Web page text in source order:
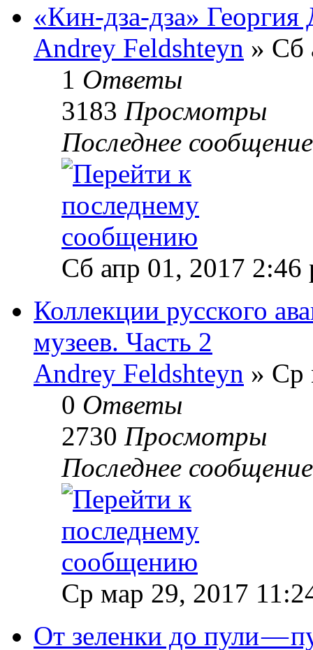
«Кин-дза-дза» Георгия
Andrey Feldshteyn » Сб
1 Ответы
3183 Просмотры
Последнее
Сб апр 01, 2017 2:46
Коллекции русского
музеев. Часть 2
Andrey Feldshteyn » Ср
0 Ответы
2730 Просмотры
Последнее
Ср мар 29, 2017
От зеленки до пули —